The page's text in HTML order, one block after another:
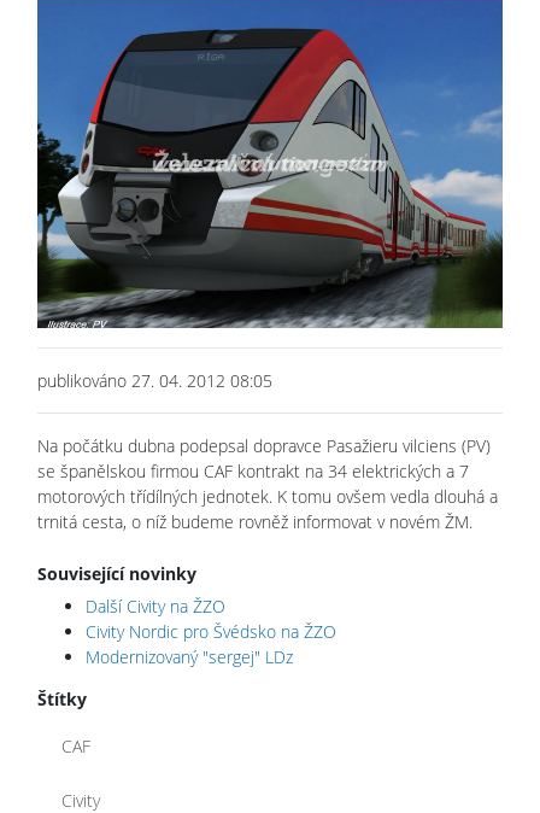
publikováno 27. 04. 2012 08:05
Na počátku dubna podepsal dopravce Pasažieru vilciens (PV)
se španělskou firmou CAF kontrakt na 34 elektrických a 7
motorových třídílných jednotek. K tomu ovšem vedla dlouhá a
trnitá cesta, o níž budeme rovněž informovat v novém ŽM.
Související novinky
Další Civity na ŽZO
Civity Nordic pro Švédsko na ŽZO
Modernizovaný "sergej" LDz
Štítky
CAF
Civity